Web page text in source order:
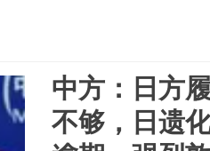
中方：日方
不够，日遗